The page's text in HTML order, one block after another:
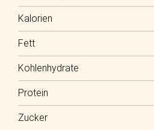
Kalorien
Fett
Kohlenhydrate
Protein
Zucker